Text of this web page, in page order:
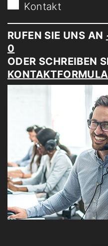
Kontakt
RUFEN SIE UNS AN
0
ODER SCHREIBEN